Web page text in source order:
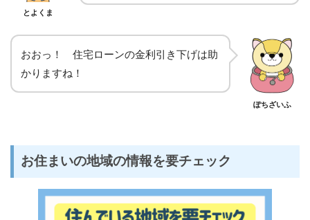
とよくま
おおっ！ 住宅ローンの金利引き下げは助
かりますね！
ぽちざいふ
お住まいの地域の情報を要チェック